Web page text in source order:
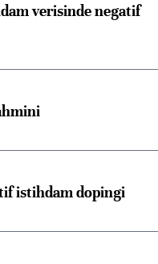
verisinde negatif
istihdam dopingi